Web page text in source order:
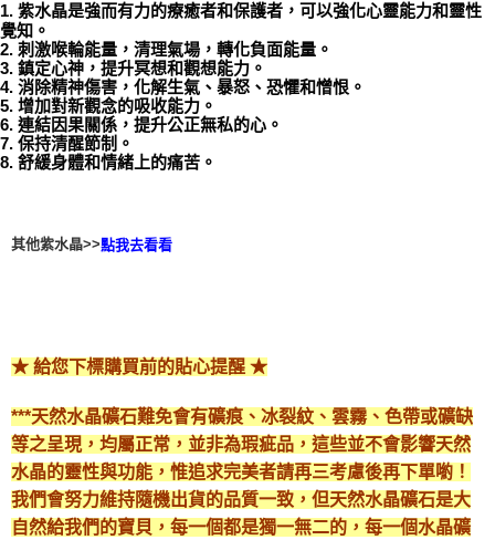
免運費
1. 紫水晶是強而有力的療癒者和保護者，可以強化心靈能力和靈性
覺知。
2. 刺激喉輪能量，清理氣場，轉化負面能量。
3. 鎮定心神，提升冥想和觀想能力。
4. 消除精神傷害，化解生氣、暴怒、恐懼和憎恨。
5. 增加對新觀念的吸收能力。
6. 連結因果關係，提升公正無私的心。
7. 保持清醒節制。
8. 舒緩身體和情緒上的痛苦。
其他紫水晶>>點我去看看
★ 給您下標購買前的貼心提醒 ★
***天然水晶礦石難免會有礦痕、冰裂紋、雲霧、色帶或礦缺
等之呈現，均屬正常，並非為瑕疵品，這些並不會影響天然
水晶的靈性與功能，惟追求完美者請再三考慮後再下單喲！
我們會努力維持隨機出貨的品質一致，但天然水晶礦石是大
自然給我們的寶貝，每一個都是獨一無二的，每一個水晶礦